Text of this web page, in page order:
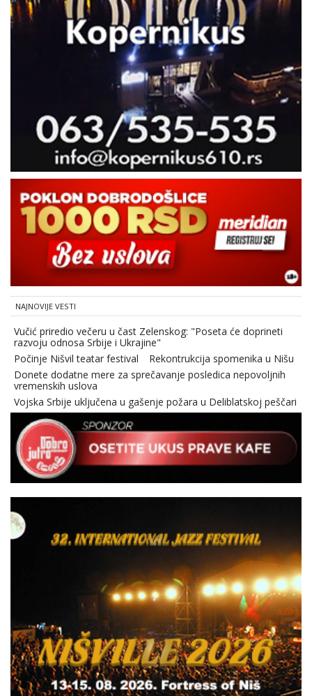
NAJNOVIJE VESTI
Vučić priredio večeru u čast Zelenskog: "Poseta će doprineti
razvoju odnosa Srbije i Ukrajine"
Počinje Nišvil teatar festival
Rekontrukcija spomenika u Nišu
Donete dodatne mere za sprečavanje posledica nepovoljnih
vremenskih uslova
Vojska Srbije uključena u gašenje požara u Deliblatskoj peščari